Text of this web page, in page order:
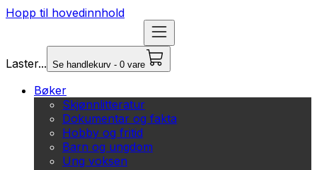
Hopp til hovedinnhold
Laster... Se handlekurv - 0 vare
Bøker
Skjønnlitteratur
Dokumentar og fakta
Hobby og fritid
Barn og ungdom
Ung voksen